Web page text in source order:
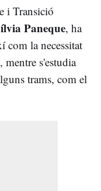
i Transició
Paneque, ha
com la necessitat
, mentre s'estudia
trams, com el